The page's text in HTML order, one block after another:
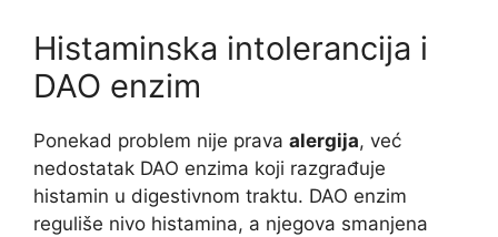
Histaminska intolerancija i
DAO enzim
Ponekad problem nije prava alergija, već
nedostatak DAO enzima koji razgrađuje
histamin u digestivnom traktu. DAO enzim
reguliše nivo histamina, a njegova smanjena